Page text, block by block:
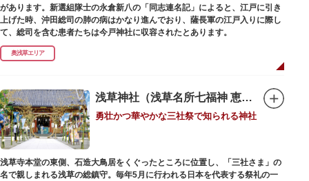
があります。新選組隊士の永倉新八の「同志連名記」によると、江戸に引き
上げた時、沖田総司の肺の病はかなり進んでおり、薩長軍の江戸入りに際し
て、総司を含む患者たちは今戸神社に収容されたとあります。
奥浅草エリア
浅草神社（浅草名所七福神 恵比須）
勇壮かつ華やかな三社祭で知られる神社
浅草寺本堂の東側、石造大鳥居をくぐったところに位置し、「三社さま」の
名で親しまれる浅草の総鎮守。毎年5月に行われる日本を代表する祭礼の一